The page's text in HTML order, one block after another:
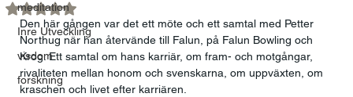
meditation
Inre Utveckling
visdom
forskning
Betygsatt till NaN av 5 stjärnor.
Den här gången var det ett möte och ett samtal med Petter
Northug när han återvände till Falun, på Falun Bowling och
Krog. Ett samtal om hans karriär, om fram- och motgångar,
rivaliteten mellan honom och svenskarna, om uppväxten, om
kraschen och livet efter karriären.